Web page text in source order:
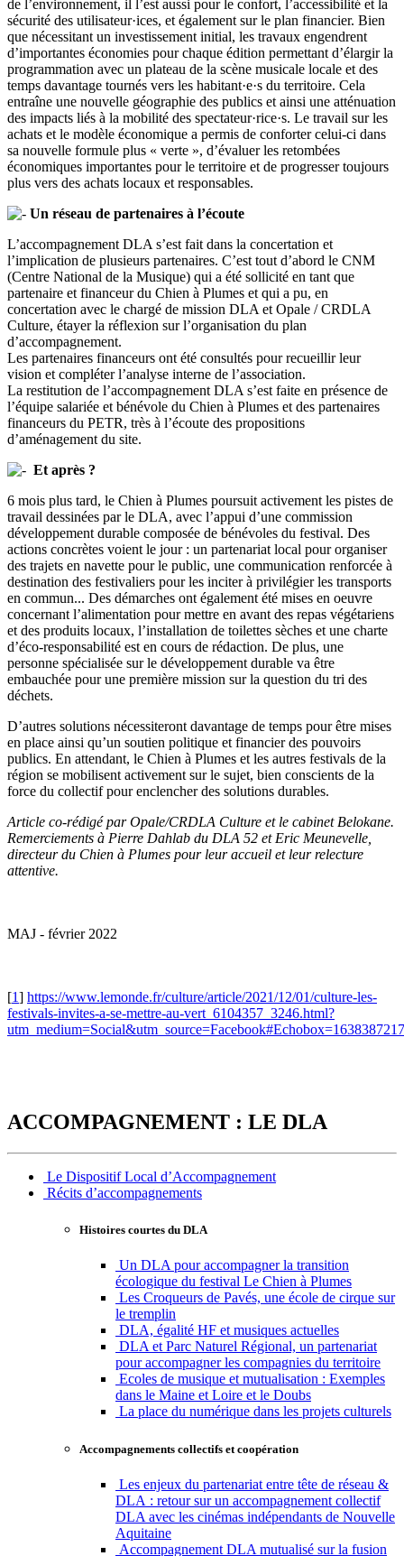
de l’environnement, il l’est aussi pour le confort, l’accessibilité et la
sécurité des utilisateur·ices, et également sur le plan financier. Bien
que nécessitant un investissement initial, les travaux engendrent
d’importantes économies pour chaque édition permettant d’élargir la
programmation avec un plateau de la scène musicale locale et des
temps davantage tournés vers les habitant·e·s du territoire. Cela
entraîne une nouvelle géographie des publics et ainsi une atténuation
des impacts liés à la mobilité des spectateur·rice·s. Le travail sur les
achats et le modèle économique a permis de conforter celui-ci dans
sa nouvelle formule plus « verte », d’évaluer les retombées
économiques importantes pour le territoire et de progresser toujours
plus vers des achats locaux et responsables.
Un réseau de partenaires à l’écoute
L’accompagnement DLA s’est fait dans la concertation et
l’implication de plusieurs partenaires. C’est tout d’abord le CNM
(Centre National de la Musique) qui a été sollicité en tant que
partenaire et financeur du Chien à Plumes et qui a pu, en
concertation avec le chargé de mission DLA et Opale / CRDLA
Culture, étayer la réflexion sur l’organisation du plan
d’accompagnement.
Les partenaires financeurs ont été consultés pour recueillir leur
vision et compléter l’analyse interne de l’association.
La restitution de l’accompagnement DLA s’est faite en présence de
l’équipe salariée et bénévole du Chien à Plumes et des partenaires
financeurs du PETR, très à l’écoute des propositions
d’aménagement du site.
Et après ?
6 mois plus tard, le Chien à Plumes poursuit activement les pistes de
travail dessinées par le DLA, avec l’appui d’une commission
développement durable composée de bénévoles du festival. Des
actions concrètes voient le jour : un partenariat local pour organiser
des trajets en navette pour le public, une communication renforcée à
destination des festivaliers pour les inciter à privilégier les transports
en commun... Des démarches ont également été mises en oeuvre
concernant l’alimentation pour mettre en avant des repas végétariens
et des produits locaux, l’installation de toilettes sèches et une charte
d’éco-responsabilité est en cours de rédaction. De plus, une
personne spécialisée sur le développement durable va être
embauchée pour une première mission sur la question du tri des
déchets.
D’autres solutions nécessiteront davantage de temps pour être mises
en place ainsi qu’un soutien politique et financier des pouvoirs
publics. En attendant, le Chien à Plumes et les autres festivals de la
région se mobilisent activement sur le sujet, bien conscients de la
force du collectif pour enclencher des solutions durables.
Article co-rédigé par Opale/CRDLA Culture et le cabinet Belokane.
Remerciements à Pierre Dahlab du DLA 52 et Eric Meunevelle,
directeur du Chien à Plumes pour leur accueil et leur relecture
attentive.
MAJ - février 2022
[1] https://www.lemonde.fr/culture/article/2021/12/01/culture-les-
festivals-invites-a-se-mettre-au-vert_6104357_3246.html?
utm_medium=Social&utm_source=Facebook#Echobox=1638387217
ACCOMPAGNEMENT : LE DLA
Le Dispositif Local d’Accompagnement
Récits d’accompagnements
Histoires courtes du DLA
Un DLA pour accompagner la transition
écologique du festival Le Chien à Plumes
Les Croqueurs de Pavés, une école de cirque sur
le tremplin
DLA, égalité HF et musiques actuelles
DLA et Parc Naturel Régional, un partenariat
pour accompagner les compagnies du territoire
Ecoles de musique et mutualisation : Exemples
dans le Maine et Loire et le Doubs
La place du numérique dans les projets culturels
Accompagnements collectifs et coopération
Les enjeux du partenariat entre tête de réseau &
DLA : retour sur un accompagnement collectif
DLA avec les cinémas indépendants de Nouvelle
Aquitaine
Accompagnement DLA mutualisé sur la fusion